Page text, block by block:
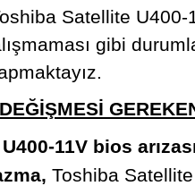
Satellite
gibi
11V bios
Toshiba